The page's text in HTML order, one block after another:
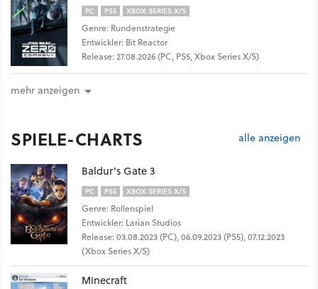
PC PS5 XBOX SERIES X/S
Genre: Rundenstrategie
Entwickler: Bit Reactor
Release: 27.08.2026 (PC, PS5, Xbox Series X/S)
mehr anzeigen
SPIELE-CHARTS alle anzeigen
Baldur's Gate 3
PC PS5 XBOX SERIES X/S
Genre: Rollenspiel
Entwickler: Larian Studios
Release: 03.08.2023 (PC), 06.09.2023 (PS5), 07.12.2023
(Xbox Series X/S)
Minecraft